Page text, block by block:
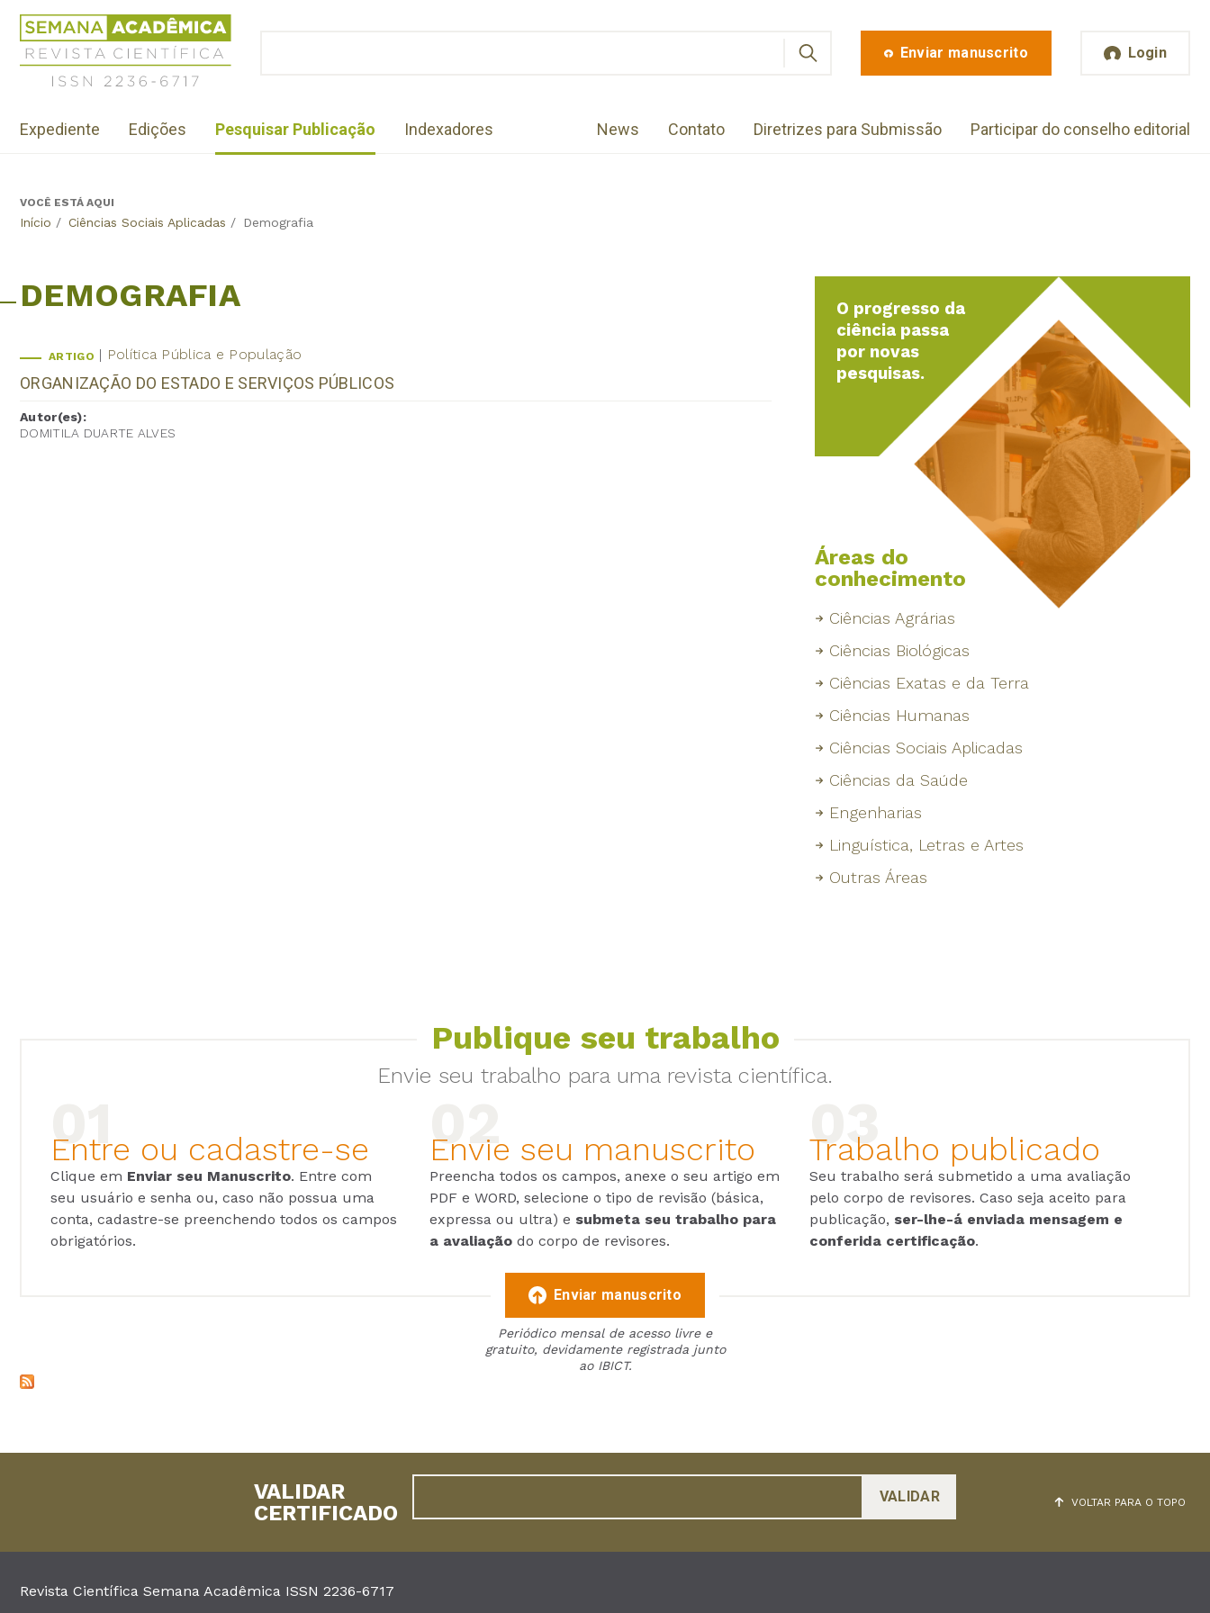
Jump
navigation
Revista
Científica
Semana
Acadêmica
2236-
Enviar manuscrito Login
Menu
institutional
Expediente Edições Pesquisar Publicação Indexadores News Contato Diretrizes para Submissão Participar do conselho editorial
BackVOCÊ ESTÁ AQUI
Início / Ciências Sociais Aplicadas / Demografia
DEMOGRAFIA
ARTIGO Política Pública e População
ORGANIZAÇÃO DO ESTADO E SERVIÇOS PÚBLICOS
Autor(es):
DOMITILA DUARTE ALVES
O progresso da
ciência passa
por novas
pesquisas.
Áreas do
conhecimento
Ciências Agrárias
Ciências Biológicas
Ciências Exatas e da Terra
Ciências Humanas
Ciências Sociais Aplicadas
Ciências da Saúde
Engenharias
Linguística, Letras e Artes
Outras Áreas
Publique seu trabalho
Envie seu trabalho para uma revista científica.
Entre ou cadastre-se
Clique em Enviar seu Manuscrito. Entre com
seu usuário e senha ou, caso não possua uma
conta, cadastre-se preenchendo todos os campos
obrigatórios.
Envie seu manuscrito
Preencha todos os campos, anexe o seu artigo em
PDF e WORD, selecione o tipo de revisão (básica,
expressa ou ultra) e submeta seu trabalho para
a avaliação do corpo de revisores.
Trabalho publicado
Seu trabalho será submetido a uma avaliação
pelo corpo de revisores. Caso seja aceito para
publicação, ser-lhe-á enviada mensagem e
conferida certificação.
Enviar manuscrito
Periódico mensal de acesso livre e
gratuito, devidamente registrada junto
ao IBICT.
VOLTAR PARA O TOPO
VALIDAR
CERTIFICADO
Revista Científica Semana Acadêmica ISSN 2236-6717